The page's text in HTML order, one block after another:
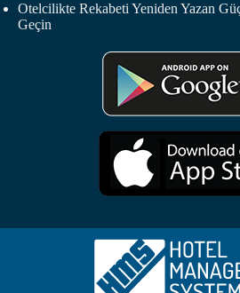
Otelcilikte Rekabeti Yeniden Yazan
Geçin